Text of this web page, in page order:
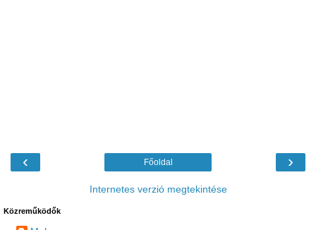
‹ ›
Főoldal
Internetes verzió megtekintése
Közreműködők